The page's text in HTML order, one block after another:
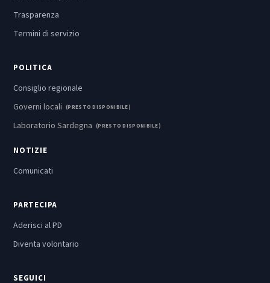
Trasparenza
Termini di servizio
POLITICA
Consiglio regionale
Governi locali (PRESTO DISPONIBILE)
Laboratorio Sardegna (PRESTO DISPONIBILE)
NOTIZIE
Comunicati
PARTECIPA
Aderisci al PD
Diventa volontario
SEGUICI